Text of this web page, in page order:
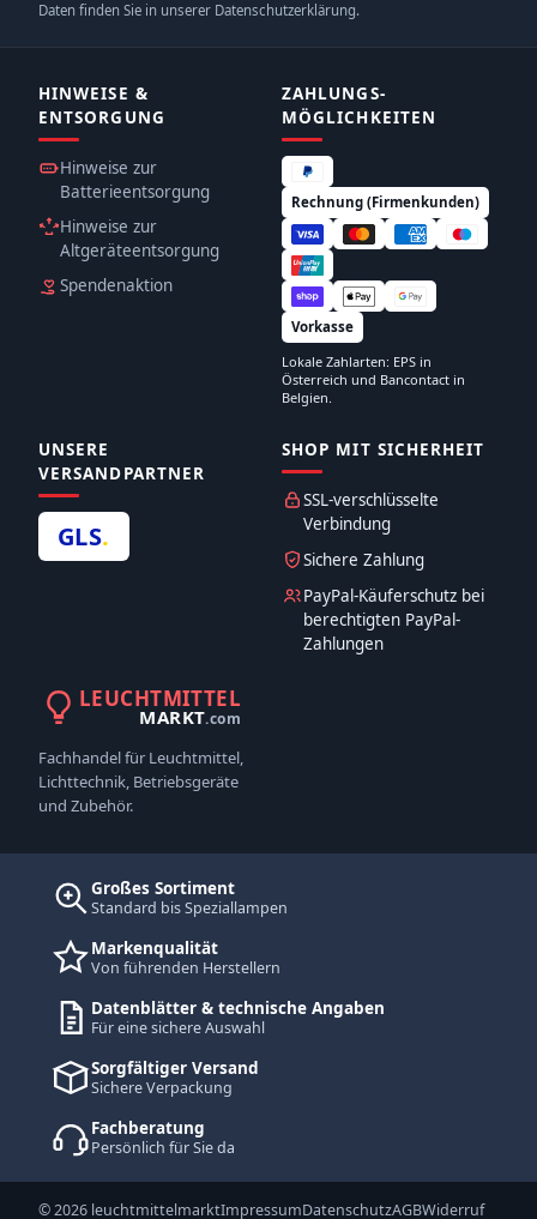
Daten finden Sie in unserer Datenschutzerklärung.
HINWEISE &
ENTSORGUNG
Hinweise zur
Batterieentsorgung
Hinweise zur
Altgeräteentsorgung
Spendenaktion
ZAHLUNGS­
MÖGLICHKEITEN
Rechnung (Firmenkunden)
Vorkasse
Lokale Zahlarten: EPS in
Österreich und Bancontact in
Belgien.
UNSERE
VERSANDPARTNER
GLS.
SHOP MIT SICHERHEIT
SSL-verschlüsselte
Verbindung
Sichere Zahlung
PayPal-Käuferschutz bei
berechtigten PayPal-
Zahlungen
LEUCHTMITTEL
MARKT.com
Fachhandel für Leuchtmittel,
Lichttechnik, Betriebsgeräte
und Zubehör.
Großes Sortiment
Standard bis Speziallampen
Markenqualität
Von führenden Herstellern
Datenblätter & technische Angaben
Für eine sichere Auswahl
Sorgfältiger Versand
Sichere Verpackung
Fachberatung
Persönlich für Sie da
© 2026 leuchtmittelmarktImpressumDatenschutzAGBWiderruf